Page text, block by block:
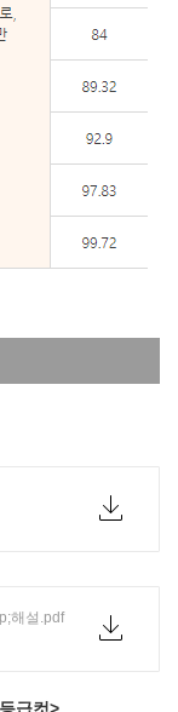
해설.pdf